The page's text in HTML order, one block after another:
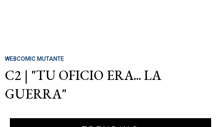
WEBCOMIC MUTANTE
C2 | "TU OFICIO ERA... LA
GUERRA"